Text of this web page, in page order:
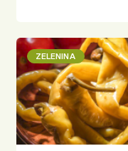
ZELENINA